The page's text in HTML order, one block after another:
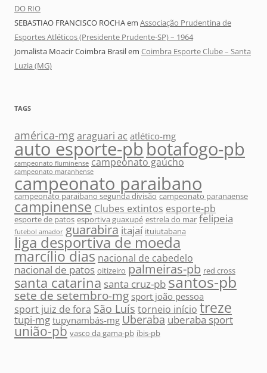
DO RIO
SEBASTIAO FRANCISCO ROCHAem Associação Prudentina de
Esportes Atléticos (Presidente Prudente-SP) – 1964
Jornalista Moacir Coimbra Brasilem Coimbra Esporte Clube – Santa
Luzia (MG)
TAGS
américa-mgaraguari ac atlético-mg
auto esporte-pbbotafogo-pb
campeonato fluminense campeonato gaúcho
campeonato maranhense
campeonato paraibano
campeonato paraibano segunda divisão campeonato paranaense
campinense Clubes extintos esporte-pb
esporte de patos esportiva guaxupé estrela do mar felipeia
futebol amador guarabira itajaí ituiutabana
liga desportiva de moeda
marcílio dias nacional de cabedelo
nacional de patos oitizeiro palmeiras-pb red cross
santa catarina santa cruz-pbsantos-pb
sete de setembro-mg sport joão pessoa
sport juiz de fora São Luís torneio início treze
tupi-mg tupynambás-mg Uberaba uberaba sport
união-pb vasco da gama-pb íbis-pb